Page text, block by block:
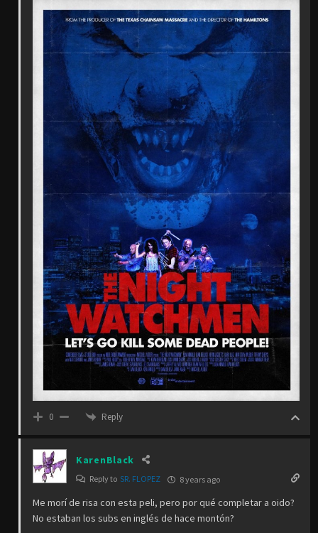
0 Reply
KarenBlack
Reply to SR. FLOPEZ 8 years ago
Me morí de risa con esta peli, pero por qué completar a oido?
No estaban los subs en inglés de hace montón?